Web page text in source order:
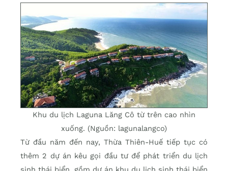
Khu du lịch Laguna Lăng Cô từ trên cao nhìn
xuống. (Nguồn: lagunalangco)
Từ đầu năm đến nay, Thừa Thiên-Huế tiếp tục có
thêm 2 dự án kêu gọi đầu tư để phát triển du lịch